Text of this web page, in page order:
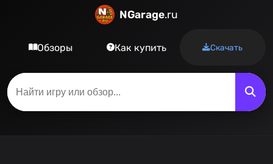
NGarage.ru
Обзоры Как купить Скачать